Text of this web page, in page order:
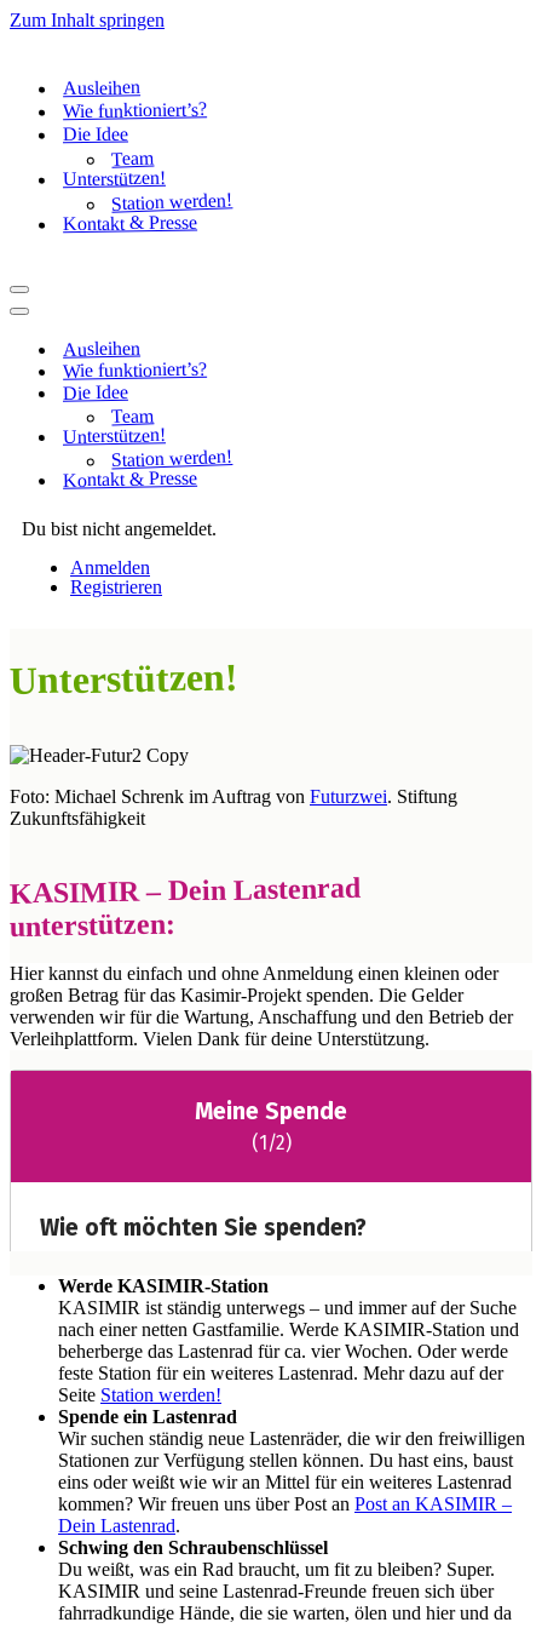
Zum Inhalt springen
Ausleihen
Wie funktioniert’s?
Die Idee
Team
Unterstützen!
Station werden!
Kontakt & Presse
Navigationsmenü
Navigationsmenü
Ausleihen
Wie funktioniert’s?
Die Idee
Team
Unterstützen!
Station werden!
Kontakt & Presse
Du bist nicht angemeldet.
Anmelden
Registrieren
Unterstützen!
Foto: Michael Schrenk im Auftrag von Futurzwei. Stiftung
Zukunftsfähigkeit
KASIMIR – Dein Lastenrad
unterstützen:
Hier kannst du einfach und ohne Anmeldung einen kleinen oder
großen Betrag für das Kasimir-Projekt spenden. Die Gelder
verwenden wir für die Wartung, Anschaffung und den Betrieb der
Verleihplattform. Vielen Dank für deine Unterstützung.
Werde KASIMIR-Station
KASIMIR ist ständig unterwegs – und immer auf der Suche
nach einer netten Gastfamilie. Werde KASIMIR-Station und
beherberge das Lastenrad für ca. vier Wochen. Oder werde
feste Station für ein weiteres Lastenrad. Mehr dazu auf der
Seite Station werden!
Spende ein Lastenrad
Wir suchen ständig neue Lastenräder, die wir den freiwilligen
Stationen zur Verfügung stellen können. Du hast eins, baust
eins oder weißt wie wir an Mittel für ein weiteres Lastenrad
kommen? Wir freuen uns über Post an Post an KASIMIR –
Dein Lastenrad.
Schwing den Schraubenschlüssel
Du weißt, was ein Rad braucht, um fit zu bleiben? Super.
KASIMIR und seine Lastenrad-Freunde freuen sich über
fahrradkundige Hände, die sie warten, ölen und hier und da